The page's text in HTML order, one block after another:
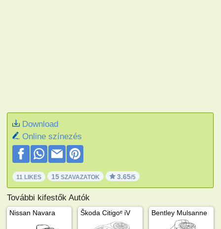
Download
Online színezés
11 LIKES 15 SZAVAZATOK 3.65/5
További kifestők Autók
Nissan Navara Škoda Citigoᵉ iV Bentley Mulsanne